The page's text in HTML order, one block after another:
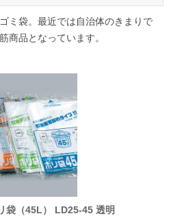
ミ袋。最近では自治体のきまりで
商品となっています。
袋（45L） LD25-45 透明